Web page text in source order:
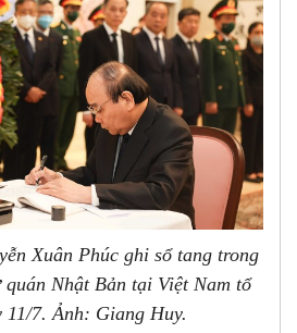
Xuân Phúc ghi sổ tang trong
Nhật Bản tại Việt Nam tổ
11/7. Ảnh: Giang Huy.